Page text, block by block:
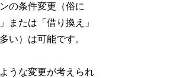
の条件変更（俗に
または「借り換え」
い）は可能です。
うな変更が考えられ